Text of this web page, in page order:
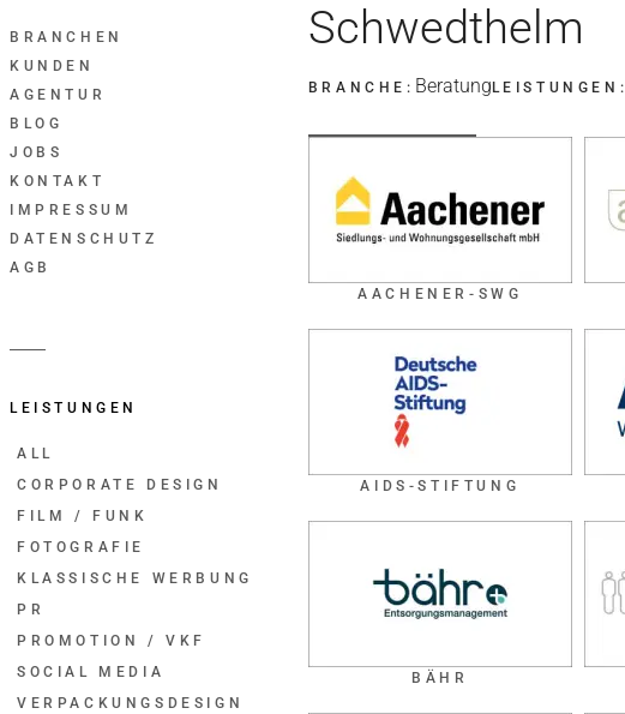
BRANCHEN
KUNDEN
AGENTUR
BLOG
JOBS
KONTAKT
IMPRESSUM
DATENSCHUTZ
AGB
LEISTUNGEN
ALL
CORPORATE DESIGN
FILM / FUNK
FOTOGRAFIE
KLASSISCHE WERBUNG
PR
PROMOTION / VKF
SOCIAL MEDIA
VERPACKUNGSDESIGN
Schwedthelm
BRANCHE: Beratung LEISTUNGEN:
AACHENER-SWG
AIDS-STIFTUNG
BÄHR